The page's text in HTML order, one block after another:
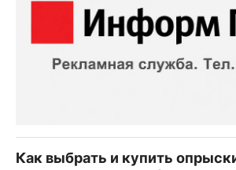
Как выбрать и купить